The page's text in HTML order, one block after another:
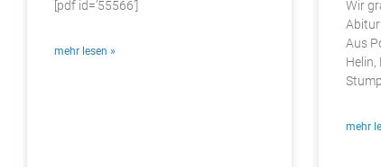
[pdf id=’55566′]
mehr lesen »
Wir
Abitur
Aus
Helin,
mehr